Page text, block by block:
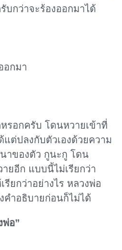
บกว่าจะร้องออกมาได้
อกมา
รอกครับ โดนหวายเข้าที่
แต่ปลงกับตัวเองด้วยความ
าของตัว กูนะกู โดน
ยอีก แบบนี้ไม่เรียกว่า
รียกว่าอย่างไร หลวงพ่อ
คําอธิบายก่อนก็ไม่ได้
พ่อ”